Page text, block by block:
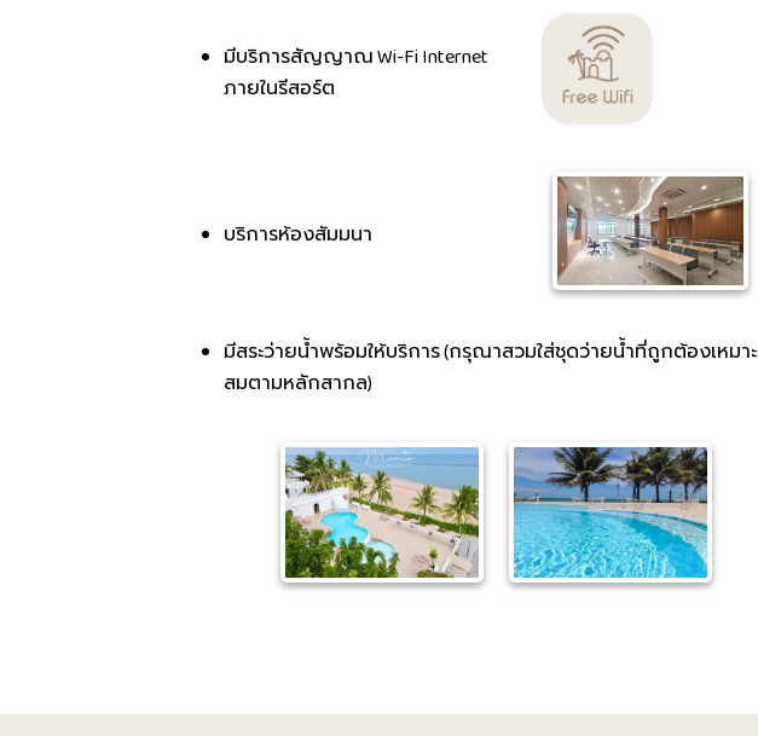
มีบริการสัญญาณ Wi-Fi Internet
ภายในรีสอร์ต
บริการห้องสัมมนา
มีสระว่ายน้ำพร้อมให้บริการ (กรุณาสวมใส่ชุดว่ายน้ำที่ถูกต้องเหมาะ
สมตามหลักสากล)